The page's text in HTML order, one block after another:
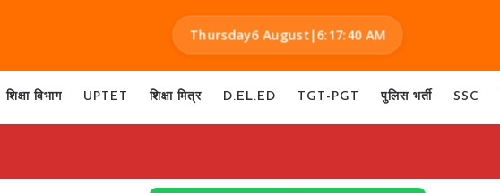
Thursday6 August|6:17:41 AM
शिक्षा विभाग UPTET शिक्षा मित्र D.EL.ED TGT-PGT पुलिस भर्ती SSC